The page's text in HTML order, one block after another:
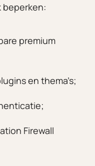
beperken:
premium
en thema’s;
Firewall